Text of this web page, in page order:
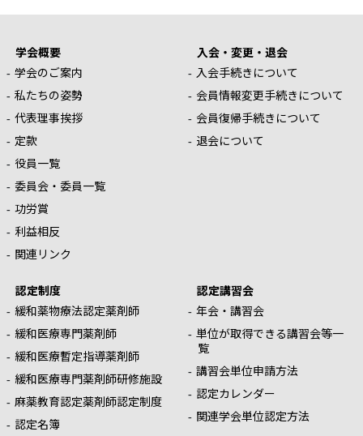
学会概要
学会のご案内
私たちの姿勢
代表理事挨拶
定款
役員一覧
委員会・委員一覧
功労賞
利益相反
関連リンク
入会・変更・退会
入会手続きについて
会員情報変更手続きについて
会員復帰手続きについて
退会について
認定制度
緩和薬物療法認定薬剤師
緩和医療専門薬剤師
緩和医療暫定指導薬剤師
緩和医療専門薬剤師研修施設
麻薬教育認定薬剤師認定制度
認定名簿
認定講習会
年会・講習会
単位が取得できる講習会等一
覧
講習会単位申請方法
認定カレンダー
関連学会単位認定方法